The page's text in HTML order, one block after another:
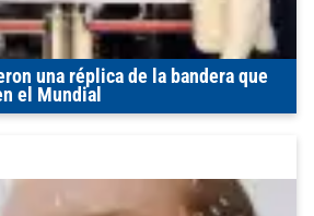
una réplica de la bandera que
el Mundial